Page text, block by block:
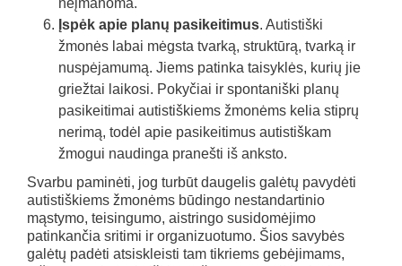
Įspėk apie planų pasikeitimus. Autistiški
žmonės labai mėgsta tvarką, struktūrą, tvarką ir
nuspėjamumą. Jiems patinka taisyklės, kurių jie
griežtai laikosi. Pokyčiai ir spontaniški planų
pasikeitimai autistiškiems žmonėms kelia stiprų
nerimą, todėl apie pasikeitimus autistiškam
žmogui naudinga pranešti iš anksto.
Svarbu paminėti, jog turbūt daugelis galėtų pavydėti
autistiškiems žmonėms būdingo nestandartinio
mąstymo, teisingumo, aistringo susidomėjimo
patinkančia sritimi ir organizuotumo. Šios savybės
galėtų padėti atsiskleisti tam tikriems gebėjimams,